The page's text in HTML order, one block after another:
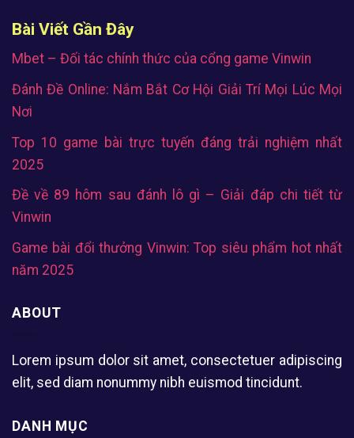
Bài Viết Gần Đây
Mbet – Đối tác chính thức của cổng game Vinwin
Đánh Đề Online: Nắm Bắt Cơ Hội Giải Trí Mọi Lúc Mọi
Nơi
Top 10 game bài trực tuyến đáng trải nghiệm nhất
2025
Đề về 89 hôm sau đánh lô gì – Giải đáp chi tiết từ
Vinwin
Game bài đổi thưởng Vinwin: Top siêu phẩm hot nhất
năm 2025
ABOUT
Lorem ipsum dolor sit amet, consectetuer adipiscing
elit, sed diam nonummy nibh euismod tincidunt.
DANH MỤC